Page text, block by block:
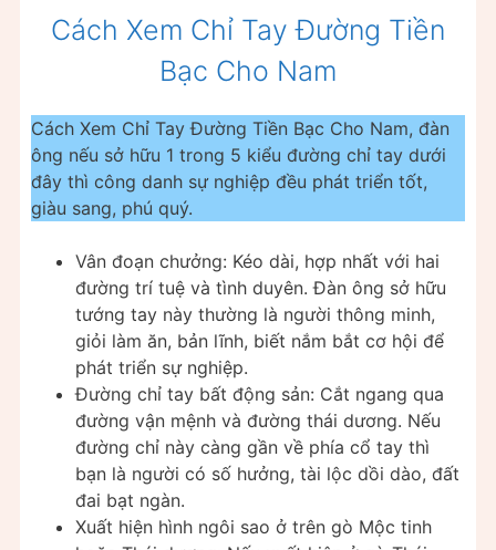
Cách Xem Chỉ Tay Đường Tiền
Bạc Cho Nam
Cách Xem Chỉ Tay Đường Tiền Bạc Cho Nam, đàn
ông nếu sở hữu 1 trong 5 kiểu đường chỉ tay dưới
đây thì công danh sự nghiệp đều phát triển tốt,
giàu sang, phú quý.
Vân đoạn chưởng: Kéo dài, hợp nhất với hai
đường trí tuệ và tình duyên. Đàn ông sở hữu
tướng tay này thường là người thông minh,
giỏi làm ăn, bản lĩnh, biết nắm bắt cơ hội để
phát triển sự nghiệp.
Đường chỉ tay bất động sản: Cắt ngang qua
đường vận mệnh và đường thái dương. Nếu
đường chỉ này càng gần về phía cổ tay thì
bạn là người có số hưởng, tài lộc dồi dào, đất
đai bạt ngàn.
Xuất hiện hình ngôi sao ở trên gò Mộc tinh